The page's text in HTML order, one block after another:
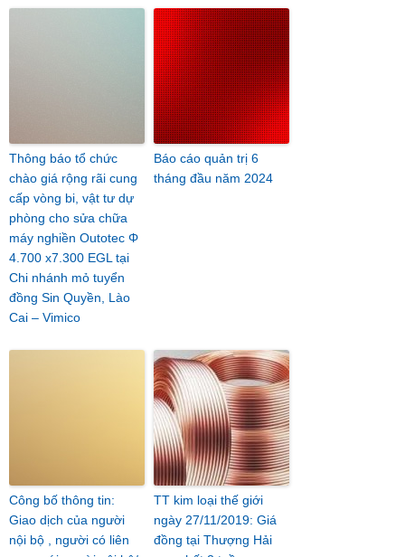
Thông báo tổ chức
chào giá rộng rãi cung
cấp vòng bi, vật tư dự
phòng cho sửa chữa
máy nghiền Outotec Φ
4.700 x7.300 EGL tại
Chi nhánh mỏ tuyển
đồng Sin Quyền, Lào
Cai – Vimico
Báo cáo quản trị 6
tháng đầu năm 2024
Công bố thông tin:
Giao dịch của người
nội bộ , người có liên
TT kim loại thế giới
ngày 27/11/2019: Giá
đồng tại Thượng Hải